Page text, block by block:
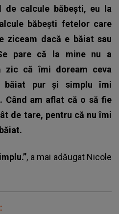
calcule băbești, eu la
băbești fetelor care
ziceam dacă e băiat sau
pare că la mine nu a
zic că îmi doream ceva
băiat pur și simplu îmi
Când am aflat că o să fie
de tare, pentru că nu îmi
, a mai adăugat Nicole